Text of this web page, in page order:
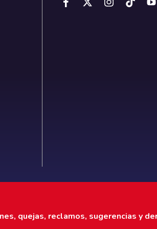
quejas, reclamos, sugerencias y